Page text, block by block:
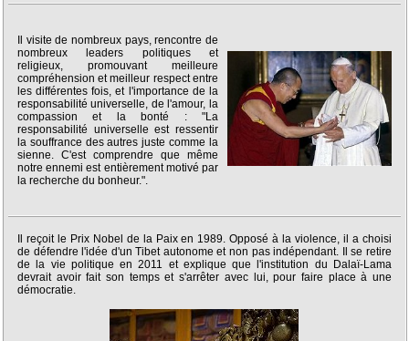
Il visite de nombreux pays, rencontre de
nombreux leaders politiques et
religieux, promouvant meilleure
compréhension et meilleur respect entre
les différentes fois, et l'importance de la
responsabilité universelle, de l'amour, la
compassion et la bonté : "La
responsabilité universelle est ressentir
la souffrance des autres juste comme la
sienne. C'est comprendre que même
notre ennemi est entièrement motivé par
la recherche du bonheur.".
Il reçoit le Prix Nobel de la Paix en 1989. Opposé à la violence, il a choisi
de défendre l'idée d'un Tibet autonome et non pas indépendant. Il se retire
de la vie politique en 2011 et explique que l'institution du Dalaï-Lama
devrait avoir fait son temps et s'arrêter avec lui, pour faire place à une
démocratie.